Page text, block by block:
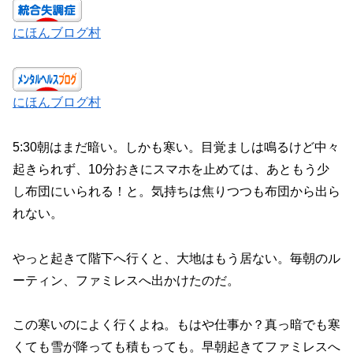
にほんブログ村
にほんブログ村
5:30朝はまだ暗い。しかも寒い。目覚ましは鳴るけど中々
起きられず、10分おきにスマホを止めては、あともう少
し布団にいられる！と。気持ちは焦りつつも布団から出ら
れない。
やっと起きて階下へ行くと、大地はもう居ない。毎朝のル
ーティン、ファミレスへ出かけたのだ。
この寒いのによく行くよね。もはや仕事か？真っ暗でも寒
くても雪が降っても積もっても。早朝起きてファミレスへ